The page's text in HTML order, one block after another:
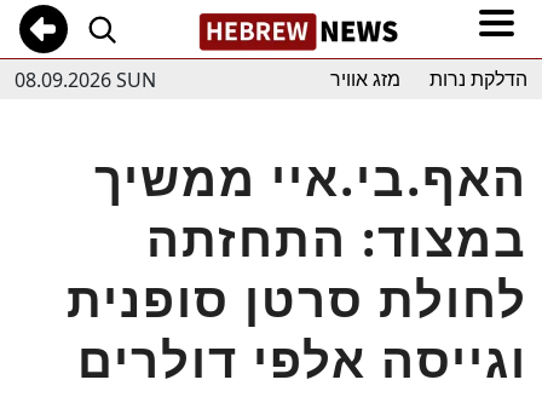
08.09.2026 SUN הדלקת נרות מזג אוויר
האף.בי.איי ממשיך
במצוד: התחזתה
לחולת סרטן סופנית
וגייסה אלפי דולרים